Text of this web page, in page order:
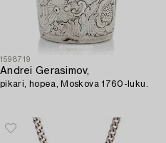
1598719
Andrei Gerasimov,
pikari, hopea, Moskova 1760-luku.